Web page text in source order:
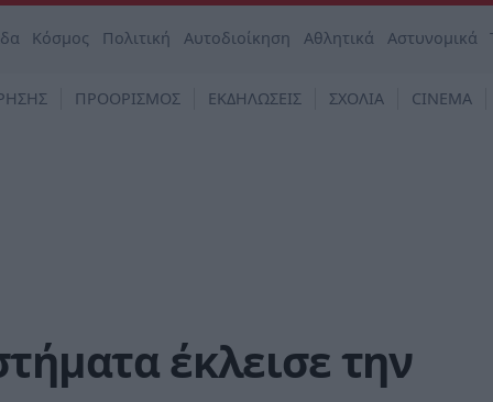
Κόσμος Πολιτική Αυτοδιοίκηση Αθλητικά Αστυνομικά
ΠΡΟΟΡΙΣΜΟΣ ΕΚΔΗΛΩΣΕΙΣ ΣΧΟΛΙΑ CINEMA
έκλεισε την